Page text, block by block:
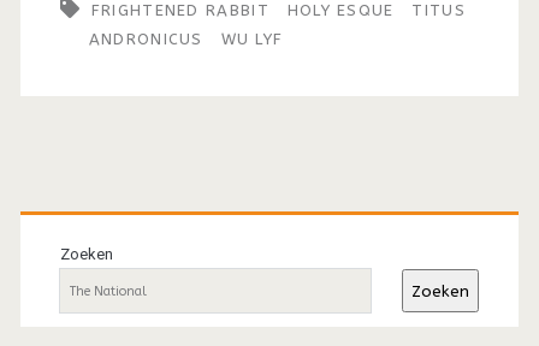
FRIGHTENED RABBIT HOLY ESQUE
TITUS
ANDRONICUS
WU LYF
Primaire
sidebar
Zoeken
Zoeken